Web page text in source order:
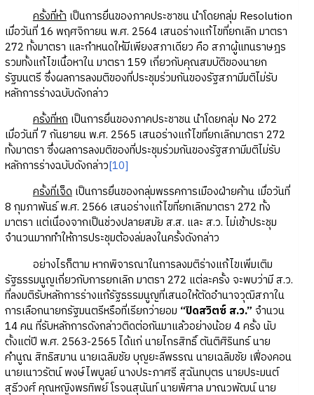
ครั้งที่ห้าเป็นการยื่นของภาคประชาชน นำโดยกลุ่ม Resolution
เมื่อวันที่ 16 พฤศจิกายน พ.ศ. 2564 เสนอร่างแก้ไขที่ยกเลิก มาตรา
272 ทั้งมาตรา และกำหนดให้มีเพียงสภาเดียว คือ สภาผู้แทนราษฎร
รวมทั้งแก้ไขเนื้อหาใน มาตรา 159 เกี่ยวกับคุณสมบัติของนายก
รัฐมนตรี ซึ่งผลการลงมติของที่ประชุมร่วมกันของรัฐสภามีมติไม่รับ
หลักการร่างฉบับดังกล่าว
ครั้งที่หกเป็นการยื่นของภาคประชาชน นำโดยกลุ่ม No 272
เมื่อวันที่ 7 กันยายน พ.ศ. 2565 เสนอร่างแก้ไขที่ยกเลิกมาตรา 272
ทั้งมาตรา ซึ่งผลการลงมติของที่ประชุมร่วมกันของรัฐสภามีมติไม่รับ
หลักการร่างฉบับดังกล่าว[10]
ครั้งที่เจ็ดเป็นการยื่นของกลุ่มพรรคการเมืองฝ่ายค้าน เมื่อวันที่
8 กุมภาพันธ์ พ.ศ. 2566 เสนอร่างแก้ไขที่ยกเลิกมาตรา 272 ทั้ง
มาตรา แต่เนื่องจากเป็นช่วงปลายสมัย ส.ส. และ ส.ว. ไม่เข้าประชุม
จำนวนมากทำให้การประชุมต้องล่มลงในครั้งดังกล่าว
อย่างไรก็ตาม หากพิจารณาในการลงมติร่างแก้ไขเพิ่มเติม
รัฐธรรมนูญเกี่ยวกับการยกเลิก มาตรา 272 แต่ละครั้ง จะพบว่ามี ส.ว.
ที่ลงมติรับหลักการร่างแก้รัฐธรรมนูญที่เสนอให้ตัดอำนาจวุฒิสภาใน
การเลือกนายกรัฐมนตรีหรือที่เรียกว่ายอม “ปิดสวิตซ์ ส.ว.” จำนวน
14 คน ที่รับหลักการดังกล่าวติดต่อกันมาแล้วอย่างน้อย 4 ครั้ง นับ
ตั้งแต่ปี พ.ศ. 2563-2565 ได้แก่ นายไกรสิทธิ์ ตันติศิรินทร์ นาย
คำนูณ สิทธิสมาน นายเฉลิมชัย บุญยะลีพรรณ นายเฉลิมชัย เฟื่องคอน
นายเนาวรัตน์ พงษ์ไพบูลย์ นางประภาศรี สุฉันทบุตร นายประมนต์
สุธีวงศ์ คุณหญิงพรทิพย์ โรจนสุนันท์ นายพิศาล มาณวพัฒน์ นาย